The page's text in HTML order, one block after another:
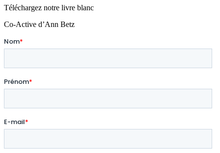
Téléchargez notre livre blanc
Co-Active d’Ann Betz